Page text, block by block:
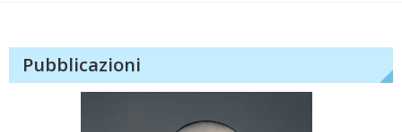
Pubblicazioni